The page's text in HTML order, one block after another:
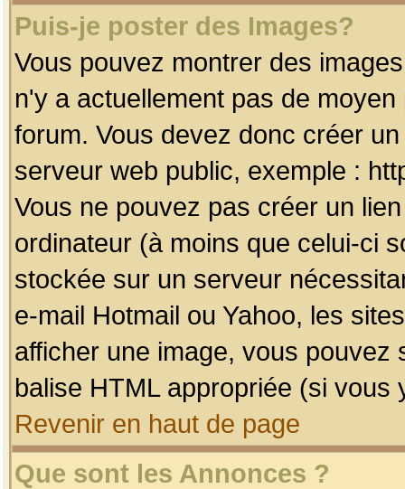
Puis-je poster des Images?
Vous pouvez montrer des
n'y a actuellement pas de
forum. Vous devez donc créer
serveur web public, exemple :
Vous ne pouvez pas créer un
ordinateur (à moins que celui-ci
stockée sur un serveur
e-mail Hotmail ou Yahoo, les
afficher une image, vous pouvez
balise HTML appropriée (si vous
Revenir en haut de page
Que sont les Annonces ?